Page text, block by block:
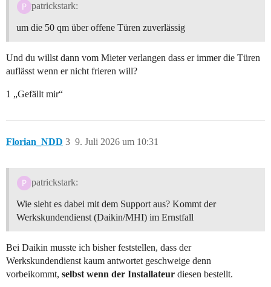
patrickstark:
um die 50 qm über offene Türen zuverlässig
Und du willst dann vom Mieter verlangen dass er immer die Türen
auflässt wenn er nicht frieren will?
1 „Gefällt mir“
Florian_NDD 9. Juli 2026 um 10:31
3
patrickstark:
Wie sieht es dabei mit dem Support aus? Kommt der
Werkskundendienst (Daikin/MHI) im Ernstfall
Bei Daikin musste ich bisher feststellen, dass der
Werkskundendienst kaum antwortet geschweige denn
vorbeikommt, selbst wenn der Installateur diesen bestellt.